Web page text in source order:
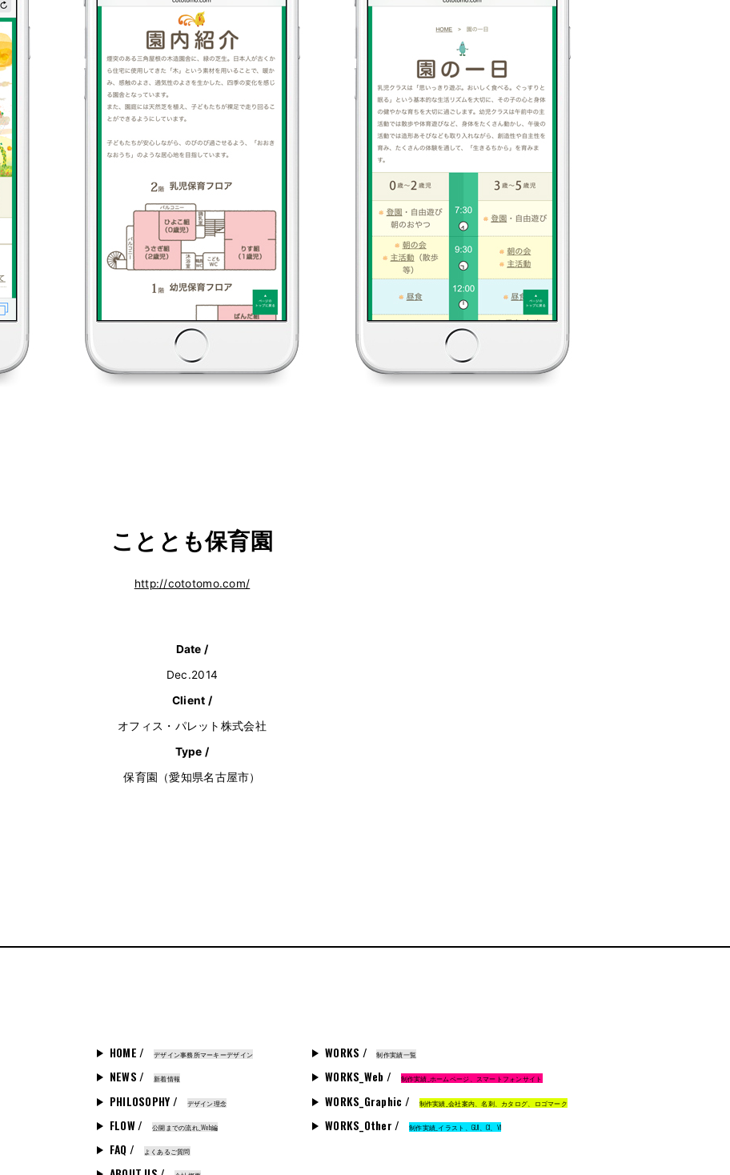
こととも保育園
http://cototomo.com/
Date /
Dec.2014
Client /
オフィス・パレット株式会社
Type /
保育園（愛知県名古屋市）
HOME / デザイン事務所マーキーデザイン
NEWS / 新着情報
PHILOSOPHY / デザイン理念
FLOW / 公開までの流れ_Web編
FAQ / よくあるご質問
WORKS / 制作実績一覧
WORKS_Web / 制作実績_ホームページ、スマートフォンサイト
WORKS_Graphic / 制作実績_会社案内、名刺、カタログ、ロゴマーク
WORKS_Other / 制作実績_イラスト、GUI、CI、VI